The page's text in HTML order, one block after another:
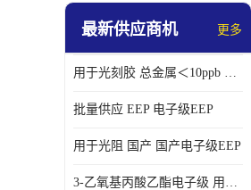
最新供应商机 更多
用于光刻胶 总金属＜10ppb 电子级EEP溶剂
批量供应 EEP 电子级EEP
用于光阻 国产 国产电子级EEP
3-乙氧基丙酸乙酯电子级 用于剥离液 国产